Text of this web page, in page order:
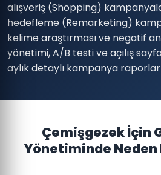
alışveriş (Shopping)
hedefleme (Remarketing)
kelime araştırması ve negatif
yönetimi, A/B testi ve açılış
aylık detaylı kampanya
Çemişgezek İçin
Yönetiminde Neden